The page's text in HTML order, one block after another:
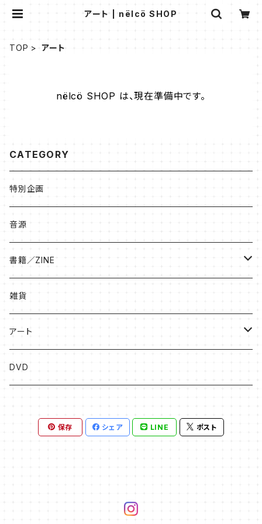
アート | nëlcö SHOP
TOP アート
nëlcö SHOP は、現在準備中です。
CATEGORY
特別企画
音源
書籍／ZINE
絵本
ソングブック
漫画
雑貨
アート
版画
フライヤー原画
DVD
保存 シェア LINE ポスト